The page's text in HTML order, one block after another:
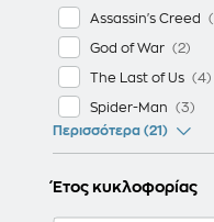
Assassin's Creed
God of War
The Last of Us
Spider-Man
Περισσότερα (21)
Έτος κυκλοφορίας